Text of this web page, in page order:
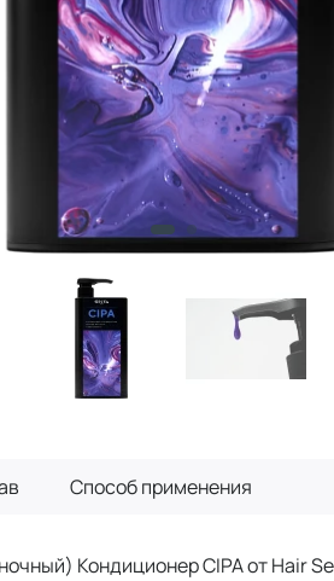
Способ применения
Кондиционер CIPA от Hair